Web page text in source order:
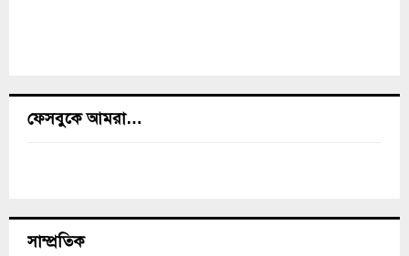
ফেসবুকে আমরা…
সাম্প্রতিক